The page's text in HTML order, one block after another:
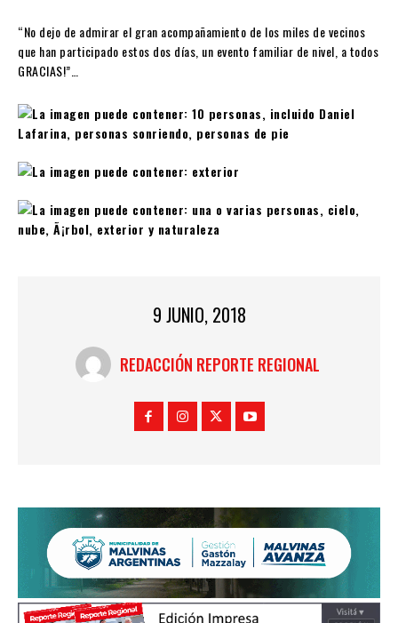
“No dejo de admirar el gran acompañamiento de los miles de vecinos
que han participado estos dos días, un evento familiar de nivel, a todos
GRACIAS!”…
9 JUNIO, 2018
REDACCIÓN REPORTE REGIONAL